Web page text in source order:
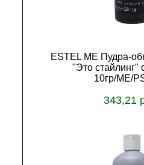
ESTEL ME Пудра-
"Это стайлинг"
10гр/ME/
343,21
В